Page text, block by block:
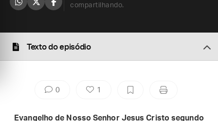
compartilhando.
Texto do episódio
0 1
Evangelho de Nosso Senhor Jesus Cristo segundo